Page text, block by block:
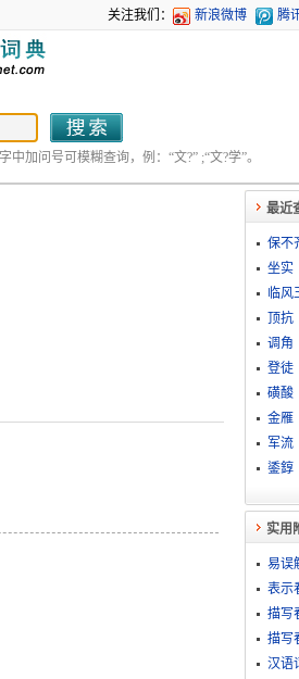
关注我们： 新浪微博 腾
中加问号可模糊查询，例：“文?” ;“文?学”。
最近
保不
坐实
临风
顶抗
调角
登徒
磺酸
金雁
军流
鋈錞
实用
易误
表示
描写
描写
汉语